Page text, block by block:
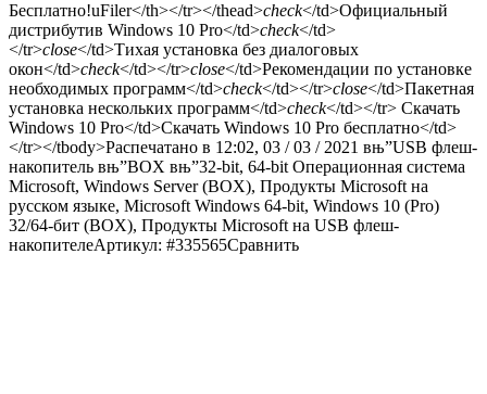
Бесплатно!uFiler</th></tr></thead>check</td>Официальный
дистрибутив Windows 10 Pro</td>check</td>
</tr>close</td>Тихая установка без диалоговых
окон</td>check</td></tr>close</td>Рекомендации по установке
необходимых программ</td>check</td></tr>close</td>Пакетная
установка нескольких программ</td>check</td></tr> Скачать
Windows 10 Pro</td>Скачать Windows 10 Pro бесплатно</td>
</tr></tbody>Распечатано в 12:02, 03 / 03 / 2021 вњ”USB флеш-
накопитель вњ”BOX вњ”32-bit, 64-bitОперационная система
Microsoft, Windows Server (BOX), Продукты Microsoft на
русском языке, Microsoft Windows 64-bit, Windows 10 (Pro)
32/64-бит (BOX), Продукты Microsoft на USB флеш-
накопителеАртикул: #335565Сравнить